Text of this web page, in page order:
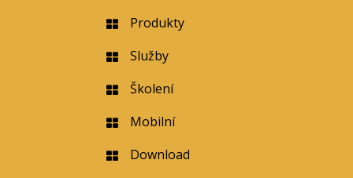
Produkty
Služby
Školení
Mobilní
Download